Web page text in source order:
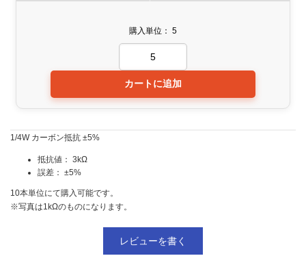
購入単位： 5
1/4W カーボン抵抗 ±5%
抵抗値： 3kΩ
誤差： ±5%
10本単位にて購入可能です。
※写真は1kΩのものになります。
レビューを書く